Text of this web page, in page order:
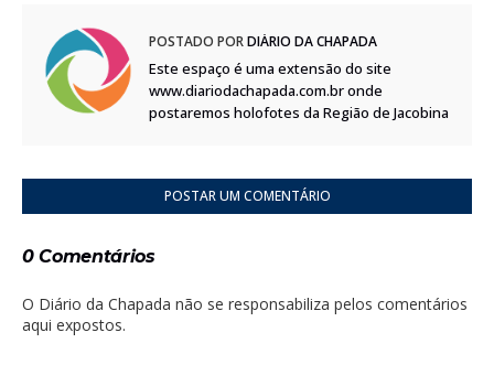
POSTADO PORDIÁRIO DA CHAPADA
Este espaço é uma extensão do site
www.diariodachapada.com.br onde
postaremos holofotes da Região de Jacobina
POSTAR UM COMENTÁRIO
0 Comentários
O Diário da Chapada não se responsabiliza pelos comentários
aqui expostos.